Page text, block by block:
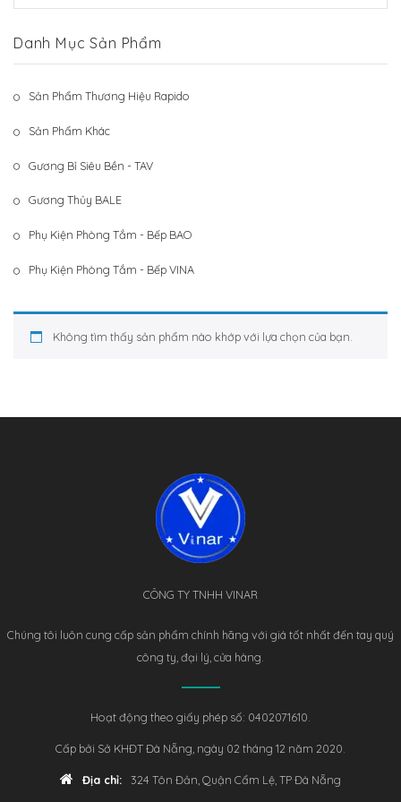
Phụ Kiện Phòng Tắm – Bếp VINA
Sản Phẩm Khác
Danh Mục Sản Phẩm
Sản Phẩm Thương Hiệu Rapido
Sản Phẩm Khác
Gương Bỉ Siêu Bền - TAV
Gương Thủy BALE
Phụ Kiện Phòng Tắm - Bếp BAO
Phụ Kiện Phòng Tắm - Bếp VINA
Không tìm thấy sản phẩm nào khớp với lựa chọn của bạn.
CÔNG TY TNHH VINAR
Chúng tôi luôn cung cấp sản phẩm chính hãng với giá tốt nhất đến tay quý
công ty, đại lý, cửa hàng.
Hoạt động theo giấy phép số: 0402071610.
Cấp bởi Sở KHĐT Đà Nẵng, ngày 02 tháng 12 năm 2020.
Địa chỉ: 324 Tôn Đản, Quận Cẩm Lệ, TP Đà Nẵng